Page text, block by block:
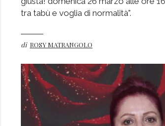
tra tabù e voglia di normalità".
di ROSY MATRANGOLO